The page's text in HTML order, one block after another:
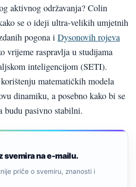
aktivnog održavanja? Colin
se o ideji ultra-velikih umjetnih
pogona i Dysonovih rojeva
vrijeme raspravlja u studijama
inteligencijom (SETI).
matematičkih modela
dinamiku, a posebno kako bi se
pasivno stabilni.
svemira na e-mailu.
priče o svemiru, znanosti i